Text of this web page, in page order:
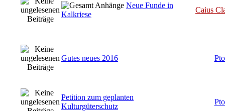
Neue Funde in
Kalkriese
Caius
Gutes neues 2016
Petition zum geplanten
Kulturgüterschutz